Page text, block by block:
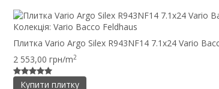
Колекція: Vario Bacco Feldhaus
Плитка Vario Argo Silex R943NF14 7.1x24 Vario
2 553,00 грн/m2
Купити плитку